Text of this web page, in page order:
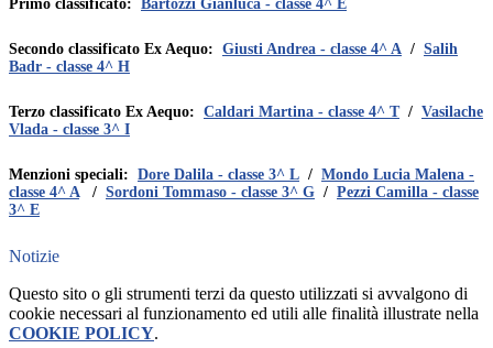
Primo classificato: Bartozzi Gianluca - classe 4^ E
Secondo classificato Ex Aequo: Giusti Andrea - classe 4^ A / Salih
Badr - classe 4^ H
Terzo classificato Ex Aequo: Caldari Martina - classe 4^ T/ Vasilache
Vlada - classe 3^ I
Menzioni speciali: Dore Dalila - classe 3^ L / Mondo Lucia Malena -
classe 4^ A/ Sordoni Tommaso - classe 3^ G / Pezzi Camilla - classe
3^ E
Notizie
Questo sito o gli strumenti terzi da questo utilizzati si avvalgono di
cookie necessari al funzionamento ed utili alle finalità illustrate nella
COOKIE POLICY.